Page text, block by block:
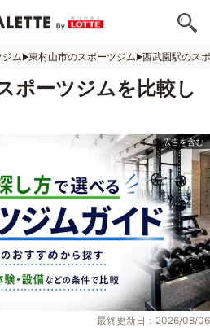
ム 東村山市のスポーツジム 西武園駅のス
ポーツジムを比較し
最終更新日：2026/08/06